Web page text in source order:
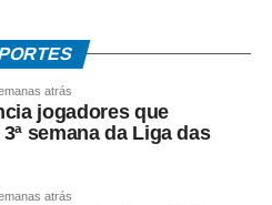
atrás
jogadores que
semana da Liga das
atrás